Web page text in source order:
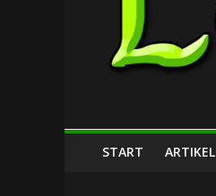
START ARTIKEL